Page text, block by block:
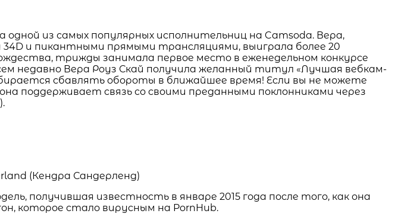
из самых популярных исполнительниц на Camsoda. Вера,
и пикантными прямыми трансляциями, выиграла более 20
трижды занимала первое место в еженедельном конкурсе
недавно Вера Роуз Скай получила желанный титул «Лучшая вебкам-
сбавлять обороты в ближайшее время! Если вы не можете
поддерживает связь со своими преданными поклонниками через
получившая известность в январе 2015 года после того, как она
которое стало вирусным на PornHub.